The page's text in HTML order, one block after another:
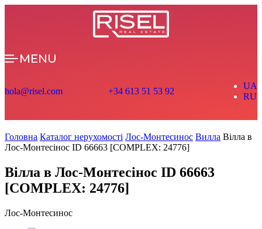
MENU
hola@risel.com +34 613 51 53 92
UA
RU
Головна Каталог нерухомості Лос-Монтесинос Вилла Вілла в
Лос-Монтесінос ID 66663 [COMPLEX: 24776]
Вілла в Лос-Монтесінос ID 66663
[COMPLEX: 24776]
Лос-Монтесинос